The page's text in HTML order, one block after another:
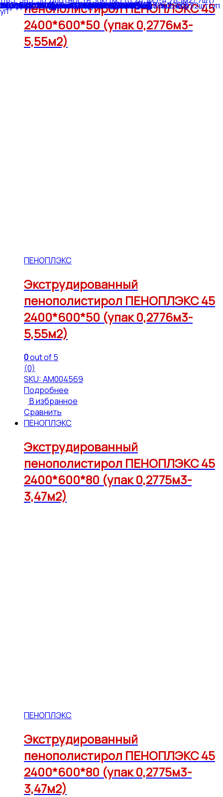
пенополистирол ПЕНОПЛЭКС 45
2400*600*50 (упак 0,2776м3-
5,55м2)
ПЕНОПЛЭКС
Экструдированный
пенополистирол ПЕНОПЛЭКС 45
2400*600*50 (упак 0,2776м3-
5,55м2)
0out of 5
(0)
SKU: АМ004569
Подробнее
В избранное
Сравнить
ПЕНОПЛЭКС
Экструдированный
пенополистирол ПЕНОПЛЭКС 45
2400*600*80 (упак 0,2775м3-
3,47м2)
ПЕНОПЛЭКС
Экструдированный
пенополистирол ПЕНОПЛЭКС 45
2400*600*80 (упак 0,2775м3-
3,47м2)